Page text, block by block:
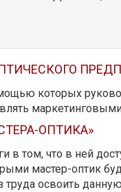
которых
ОПТИКА»
в том, что в ней
мастер-оптик
труда освоить